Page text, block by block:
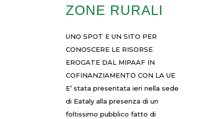
ZONE RURALI
UNO SPOT E UN SITO PER
CONOSCERE LE RISORSE
EROGATE DAL MIPAAF IN
COFINANZIAMENTO CON LA UE
E’ stata presentata ieri nella sede
di Eataly alla presenza di un
foltissimo pubblico fatto di